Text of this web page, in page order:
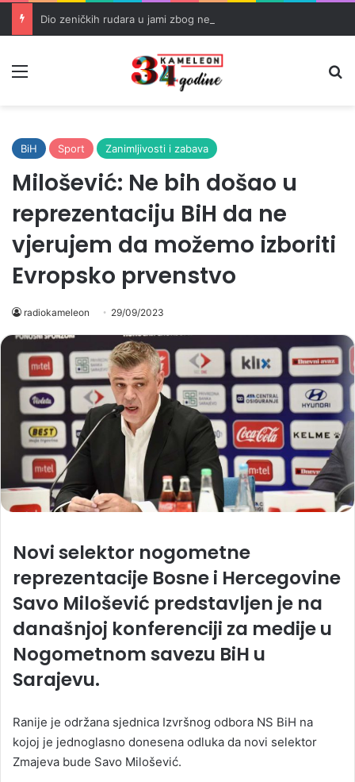
BiH Sport Zanimljivosti i zabava
Milošević: Ne bih došao u
reprezentaciju BiH da ne
vjerujem da možemo izboriti
Evropsko prvenstvo
radiokameleon 29/09/2023
Novi selektor nogometne
reprezentacije Bosne i Hercegovine
Savo Milošević predstavljen je na
današnjoj konferenciji za medije u
Nogometnom savezu BiH u
Sarajevu.
Ranije je održana sjednica Izvršnog odbora NS BiH na
kojoj je jednoglasno donesena odluka da novi selektor
Zmajeva bude Savo Milošević.